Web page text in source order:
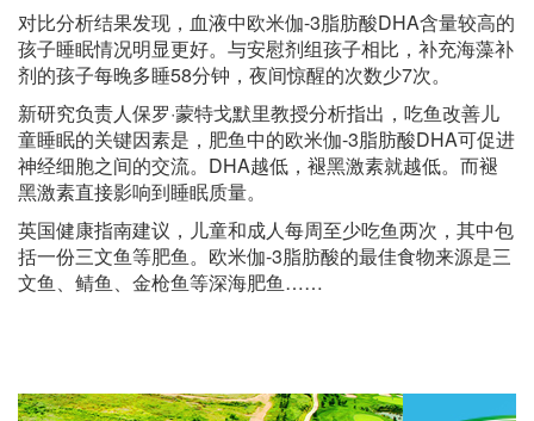
对比分析结果发现，血液中欧米伽-3脂肪酸DHA含量较高的
孩子睡眠情况明显更好。与安慰剂组孩子相比，补充海藻补
剂的孩子每晚多睡58分钟，夜间惊醒的次数少7次。
新研究负责人保罗·蒙特戈默里教授分析指出，吃鱼改善儿
童睡眠的关键因素是，肥鱼中的欧米伽-3脂肪酸DHA可促进
神经细胞之间的交流。DHA越低，褪黑激素就越低。而褪
黑激素直接影响到睡眠质量。
英国健康指南建议，儿童和成人每周至少吃鱼两次，其中包
括一份三文鱼等肥鱼。欧米伽-3脂肪酸的最佳食物来源是三
文鱼、鲭鱼、金枪鱼等深海肥鱼……